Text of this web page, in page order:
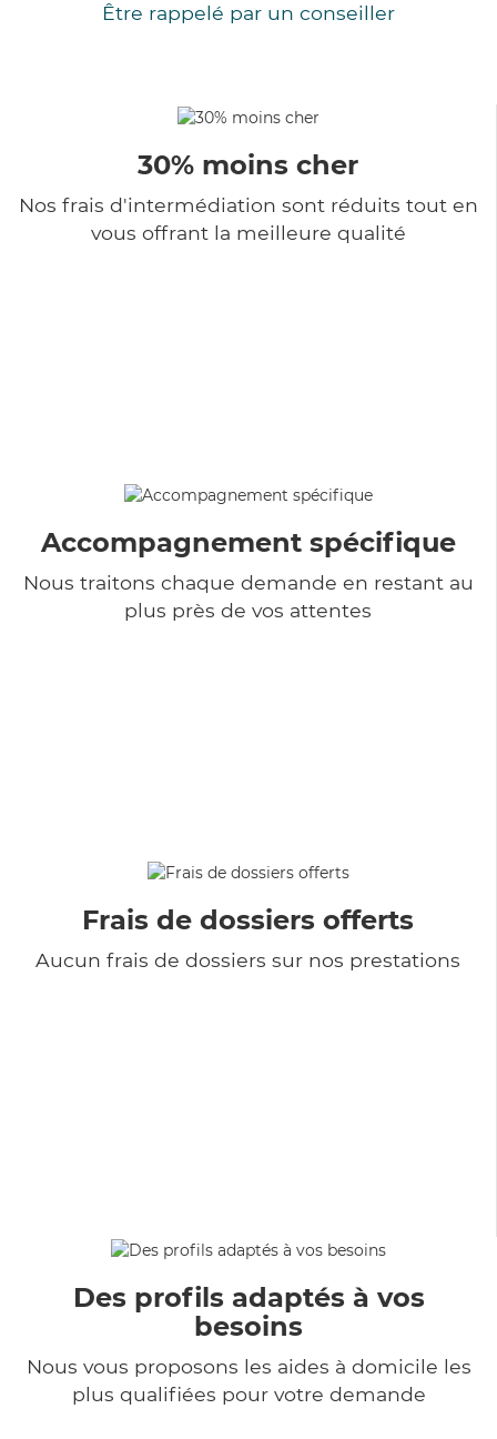
Être rappelé par un conseiller
30% moins cher
Nos frais d'intermédiation sont réduits tout en
vous offrant la meilleure qualité
Accompagnement spécifique
Nous traitons chaque demande en restant au
plus près de vos attentes
Frais de dossiers offerts
Aucun frais de dossiers sur nos prestations
Des profils adaptés à vos
besoins
Nous vous proposons les aides à domicile les
plus qualifiées pour votre demande